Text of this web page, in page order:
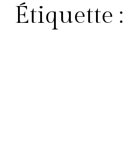
Étiquette :